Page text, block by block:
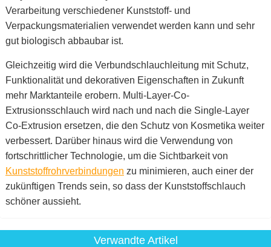
Verarbeitung verschiedener Kunststoff- und
Verpackungsmaterialien verwendet werden kann und sehr
gut biologisch abbaubar ist.
Gleichzeitig wird die Verbundschlauchleitung mit Schutz,
Funktionalität und dekorativen Eigenschaften in Zukunft
mehr Marktanteile erobern. Multi-Layer-Co-
Extrusionsschlauch wird nach und nach die Single-Layer
Co-Extrusion ersetzen, die den Schutz von Kosmetika weiter
verbessert. Darüber hinaus wird die Verwendung von
fortschrittlicher Technologie, um die Sichtbarkeit von
Kunststoffrohrverbindungen zu minimieren, auch einer der
zukünftigen Trends sein, so dass der Kunststoffschlauch
schöner aussieht.
Verwandte Artikel